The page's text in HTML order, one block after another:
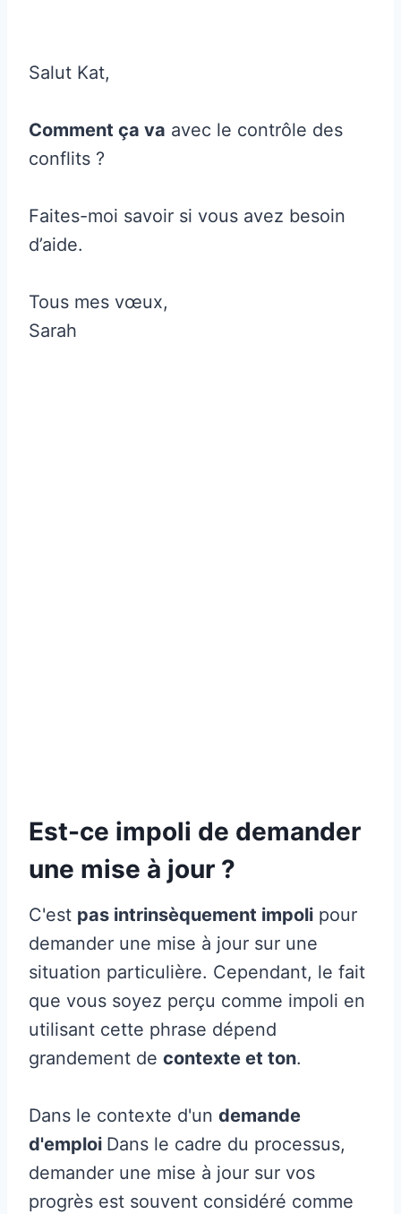
Salut Kat,
Comment ça va avec le contrôle des
conflits ?
Faites-moi savoir si vous avez besoin
d’aide.
Tous mes vœux,
Sarah
Est-ce impoli de demander
une mise à jour ?
C'est pas intrinsèquement impoli pour
demander une mise à jour sur une
situation particulière. Cependant, le fait
que vous soyez perçu comme impoli en
utilisant cette phrase dépend
grandement de contexte et ton.
Dans le contexte d'un demande
d'emploi Dans le cadre du processus,
demander une mise à jour sur vos
progrès est souvent considéré comme